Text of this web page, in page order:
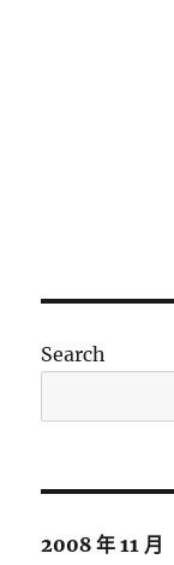
Search
2008 年 11 月